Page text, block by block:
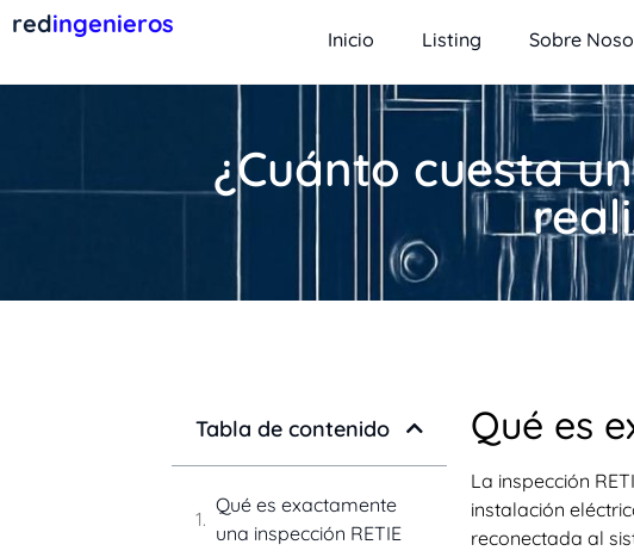
redingenieros
Inicio Listing Sobre
¿Cuánto cuesta
Tabla de contenido
Qué es exactamente
una inspección RETIE
Qué es
La inspección
instalación
reconectada al